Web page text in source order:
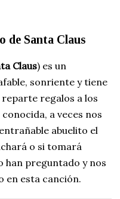
de Santa Claus
Claus) es un
sonriente y tiene
regalos a los
a veces nos
abuelito el
o si tomará
han preguntado y nos
en esta canción.